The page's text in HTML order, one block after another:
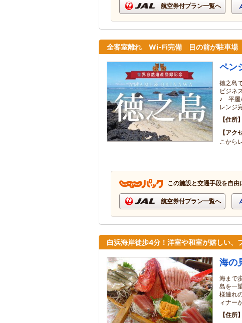
航空券付プラン一覧へ
全客室離れ Wi-Fi完備 目の前が駐車場
ペン
徳之島
ビジネ
♪ 平屋
レンジ
住所
アク
こから
この施設と交通手段を自
航空券付プラン一覧へ
白浜海岸徒歩4分！洋室や和室が嬉しい、
海の
海まで
島を一
様連れ
ィナー
住所